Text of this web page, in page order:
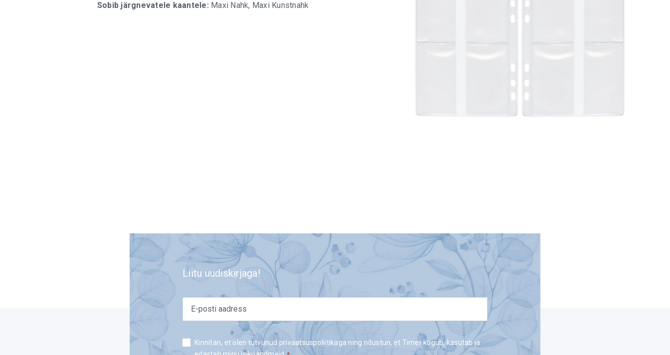
Sobib järgnevatele kaantele: Maxi Nahk, Maxi Kunstnahk
Liitu uudiskirjaga!
Consent
Kinnitan, et olen tutvunud privaatsuspoliitikaga ning nõustun, et Timer kogub, kasutab ja